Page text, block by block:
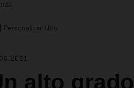
Personalizar filtro
alto